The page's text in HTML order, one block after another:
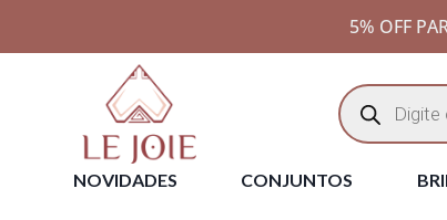
5% OFF
NOVIDADES CONJUNTOS